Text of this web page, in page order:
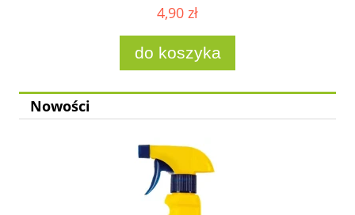
4,90 zł
do koszyka
Nowości